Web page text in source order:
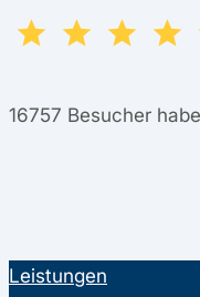
16757 Besucher
Leistungen